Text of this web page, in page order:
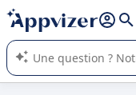
répondre (plusieurs
L'IA de Appvizer vous
logiciel SaaS en